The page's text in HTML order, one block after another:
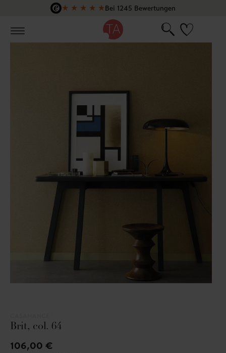
Zum Hauptinhalt springen
★ ★ ★ ★ ★Bei 1245 Bewertungen
Brit, col. 64
106,00 €